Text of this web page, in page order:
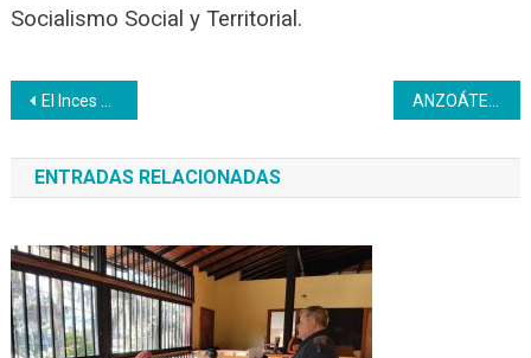
Socialismo Social y Territorial.
Navegación
de
entradas
El Inces vela porque los objetivos del Día Mundial de la Educación se cumplan ANZOÁTEGUI | Talento Técnico del Inces ha reparado equipos médicos en hospitales anzoatiguenses
ENTRADAS RELACIONADAS